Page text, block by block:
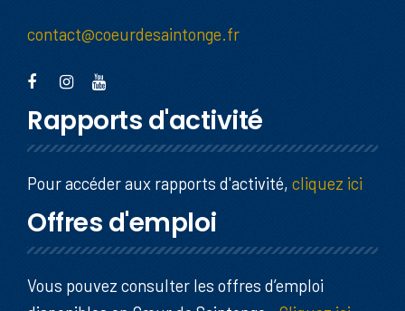
contact@coeurdesaintonge.fr
Rapports d'activité
Pour accéder aux rapports d'activité, cliquez ici
Offres d'emploi
Vous pouvez consulter les offres d’emploi